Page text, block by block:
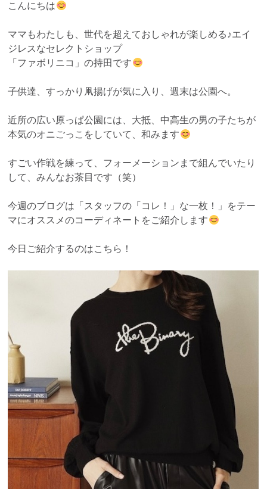
こんにちは
ママもわたしも、世代を超えておしゃれが楽しめる♪エイ
ジレスなセレクトショップ
「ファボリニコ」の持田です
子供達、すっかり凧揚げが気に入り、週末は公園へ。
近所の広い原っぱ公園には、大抵、中高生の男の子たちが
本気のオニごっこをしていて、和みます
すごい作戦を練って、フォーメーションまで組んでいたり
して、みんなお茶目です（笑）
今週のブログは「スタッフの「コレ！」な一枚！」をテー
マにオススメのコーディネートをご紹介します
今日ご紹介するのはこちら！